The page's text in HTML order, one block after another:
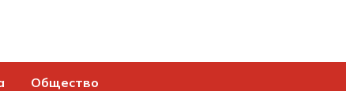
Общество